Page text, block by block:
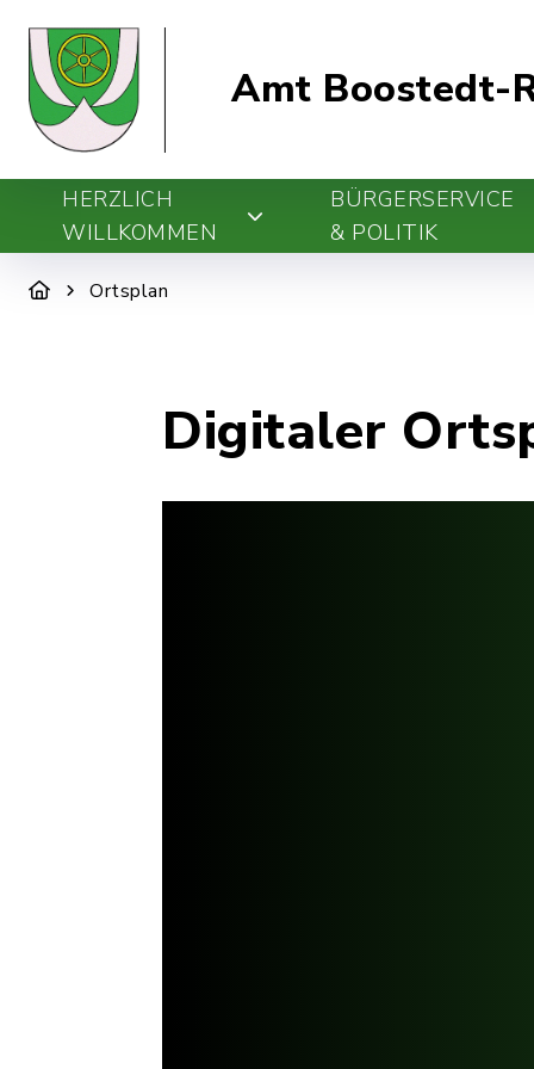
Amt Boostedt-
HERZLICH
WILLKOMMEN
BÜRGERSERVICE
& POLITIK
Ortsplan
Digitaler